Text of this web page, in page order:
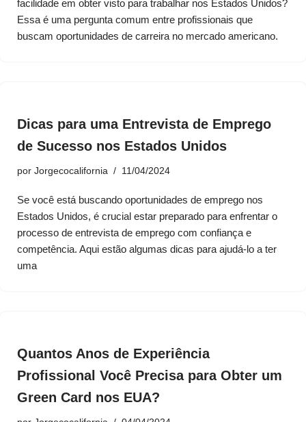
facilidade em obter visto para trabalhar nos Estados Unidos?
Essa é uma pergunta comum entre profissionais que
buscam oportunidades de carreira no mercado americano.
Dicas para uma Entrevista de Emprego
de Sucesso nos Estados Unidos
por Jorgecocalifornia 11/04/2024
Se você está buscando oportunidades de emprego nos
Estados Unidos, é crucial estar preparado para enfrentar o
processo de entrevista de emprego com confiança e
competência. Aqui estão algumas dicas para ajudá-lo a ter
uma
Quantos Anos de Experiência
Profissional Você Precisa para Obter um
Green Card nos EUA?